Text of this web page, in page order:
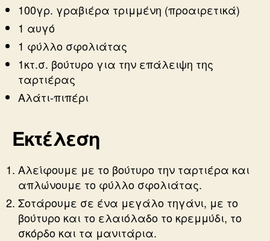
100γρ. γραβιέρα τριμμένη (προαιρετικά)
1 αυγό
1 φύλλο σφολιάτας
1κτ.σ. βούτυρο για την επάλειψη της
ταρτιέρας
Αλάτι-πιπέρι
Εκτέλεση
Αλείφουμε με το βούτυρο την ταρτιέρα και
απλώνουμε το φύλλο σφολιάτας.
Σοτάρουμε σε ένα μεγάλο τηγάνι, με το
βούτυρο και το ελαιόλαδο το κρεμμύδι, το
σκόρδο και τα μανιτάρια.